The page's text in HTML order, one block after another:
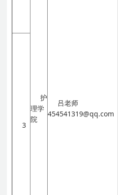
护
理学
院
吕老师
454541319@qq.com
3